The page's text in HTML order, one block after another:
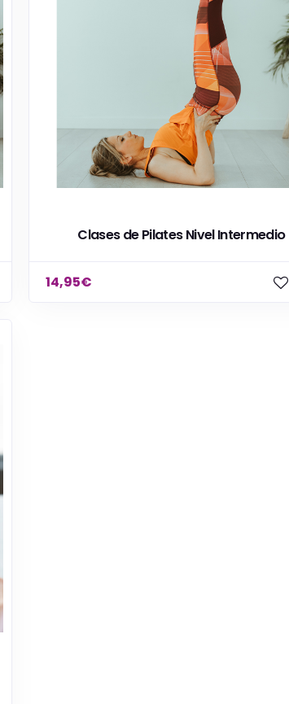
Clases de Pilates Nivel Intermedio
14,95€